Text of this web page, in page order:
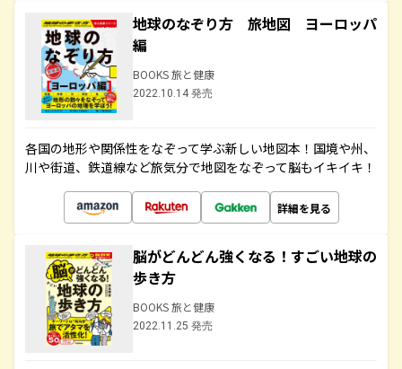
地球のなぞり方 旅地図 ヨーロッパ
編
BOOKS 旅と健康
2022.10.14 発売
各国の地形や関係性をなぞって学ぶ新しい地図本！国境や州、
川や街道、鉄道線など旅気分で地図をなぞって脳もイキイキ！
詳細を見る
脳がどんどん強くなる！すごい地球の
歩き方
BOOKS 旅と健康
2022.11.25 発売